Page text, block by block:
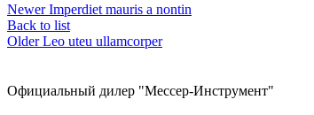
Newer Imperdiet mauris a nontin
Back to list
Older Leo uteu ullamcorper
Официальный дилер "Мессер-Инструмент"